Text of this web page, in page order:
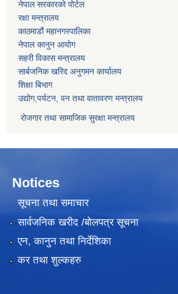
नेपाल सरकारको पोर्टल
रक्षा मन्त्रालय
काठमाडौं महानगरपालिका
नेपाल कानुन आयोग
सहरी विकास मन्त्रालय
सार्बजनिक खरिद अनुगमन कार्यालय
शिक्षा बिभाग
उद्योग,पर्यटन, वन तथा वातावरण मन्त्रालय
रोजगार तथा सामाजिक सुरक्षा मन्त्रालय
Notices
सूचना तथा समाचार
सार्वजनिक खरीद /बोलपत्र सूचना
एन, कानुन तथा निर्देशिका
कर तथा शुल्कहरु